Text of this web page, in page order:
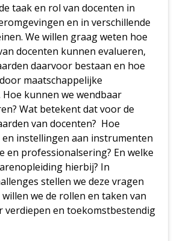
taak en rol van docenten in
en in verschillende
We willen graag weten hoe
docenten kunnen evalueren,
daarvoor bestaan en hoe
maatschappelijke
kunnen we wendbaar
Wat betekent dat voor de
van docenten? Hoe
instellingen aan instrumenten
en professionalsering? En welke
hierbij? In
stellen we deze vragen
we de rollen en taken van
verdiepen en toekomstbestendig